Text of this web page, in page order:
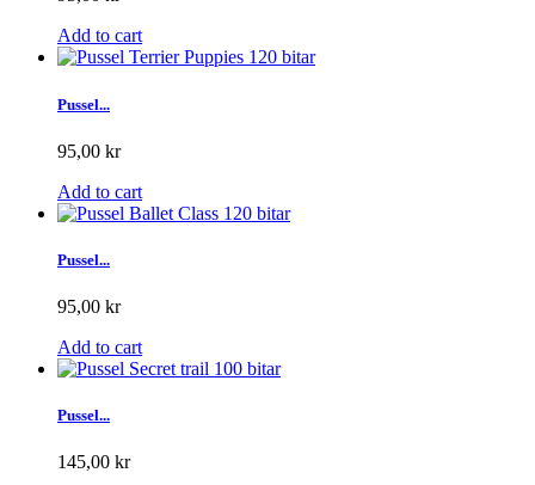
Add to cart
Pussel...
95,00 kr
Add to cart
Pussel...
95,00 kr
Add to cart
Pussel...
145,00 kr